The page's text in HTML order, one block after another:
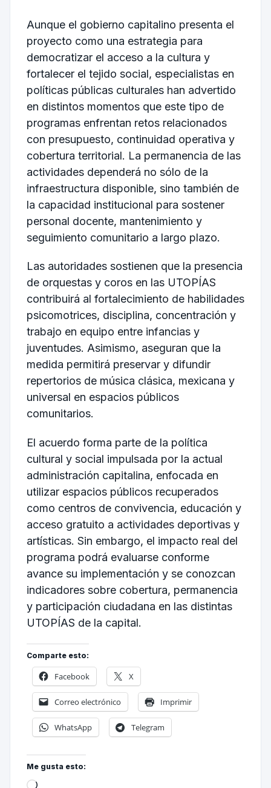
Aunque el gobierno capitalino presenta el
proyecto como una estrategia para
democratizar el acceso a la cultura y
fortalecer el tejido social, especialistas en
políticas públicas culturales han advertido
en distintos momentos que este tipo de
programas enfrentan retos relacionados
con presupuesto, continuidad operativa y
cobertura territorial. La permanencia de las
actividades dependerá no sólo de la
infraestructura disponible, sino también de
la capacidad institucional para sostener
personal docente, mantenimiento y
seguimiento comunitario a largo plazo.
Las autoridades sostienen que la presencia
de orquestas y coros en las UTOPÍAS
contribuirá al fortalecimiento de habilidades
psicomotrices, disciplina, concentración y
trabajo en equipo entre infancias y
juventudes. Asimismo, aseguran que la
medida permitirá preservar y difundir
repertorios de música clásica, mexicana y
universal en espacios públicos
comunitarios.
El acuerdo forma parte de la política
cultural y social impulsada por la actual
administración capitalina, enfocada en
utilizar espacios públicos recuperados
como centros de convivencia, educación y
acceso gratuito a actividades deportivas y
artísticas. Sin embargo, el impacto real del
programa podrá evaluarse conforme
avance su implementación y se conozcan
indicadores sobre cobertura, permanencia
y participación ciudadana en las distintas
UTOPÍAS de la capital.
Comparte esto:
Facebook X
Correo electrónico Imprimir
WhatsApp Telegram
Me gusta esto: